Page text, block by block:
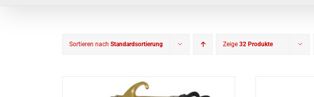
Sortieren nach Standardsortierung Zeige 32 Produkte